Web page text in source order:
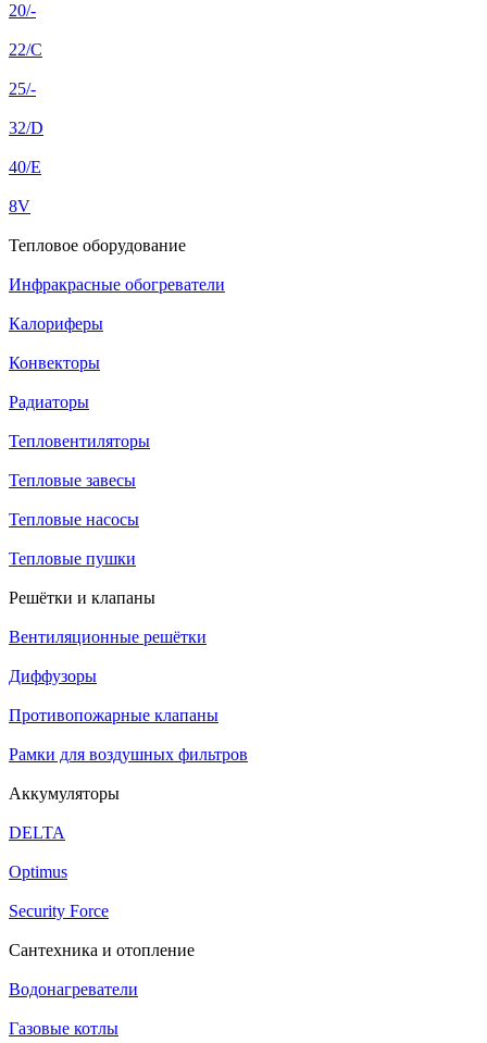
20/-
22/C
25/-
32/D
40/E
8V
Тепловое оборудование
Инфракрасные обогреватели
Калориферы
Конвекторы
Радиаторы
Тепловентиляторы
Тепловые завесы
Тепловые насосы
Тепловые пушки
Решётки и клапаны
Вентиляционные решётки
Диффузоры
Противопожарные клапаны
Рамки для воздушных фильтров
Аккумуляторы
DELTA
Optimus
Security Force
Сантехника и отопление
Водонагреватели
Газовые котлы